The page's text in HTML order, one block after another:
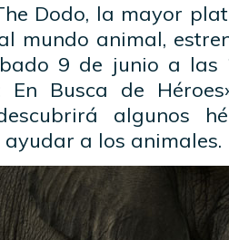
Dodo, la mayor
mundo animal,
9 de junio a las
En Busca de
algunos
a los animales.